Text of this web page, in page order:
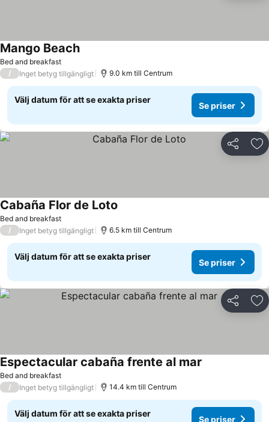
Bed and breakfast
Mango BeachSe priser
/ Inget betyg tillgängligt 9.0 km till Centrum
Välj datum för att se exakta priser
Se priser
Dela
Bed and breakfast
Cabaña Flor de Loto
/ Inget betyg tillgängligt 6.5 km till Centrum
Välj datum för att se exakta priser
Se priser
Dela
Bed and breakfast
Espectacular cabaña frente al mar
/ Inget betyg tillgängligt 14.4 km till Centrum
Välj datum för att se exakta priser
Se priser